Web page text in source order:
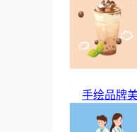
手绘品牌